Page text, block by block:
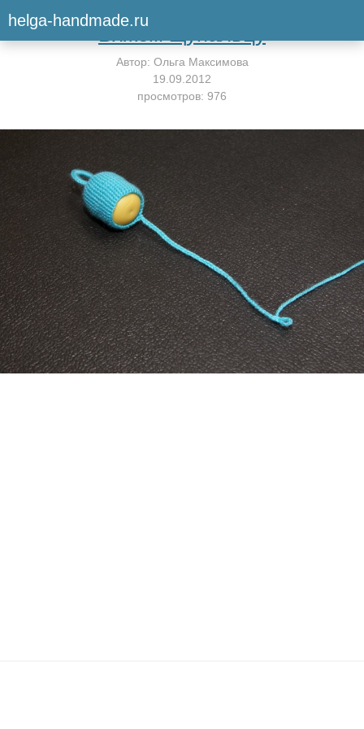
helga-handmade.ruВернуться к мастер-классу
Вяжем щупальцу
Автор: Ольга Максимова
19.09.2012
просмотров: 976